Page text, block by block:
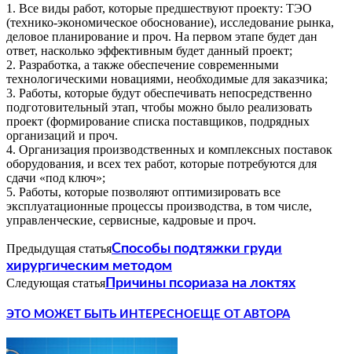
1. Все виды работ, которые предшествуют проекту: ТЭО
(технико-экономическое обоснование), исследование рынка,
деловое планирование и проч. На первом этапе будет дан
ответ, насколько эффективным будет данный проект;
2. Разработка, а также обеспечение современными
технологическими новациями, необходимые для заказчика;
3. Работы, которые будут обеспечивать непосредственно
подготовительный этап, чтобы можно было реализовать
проект (формирование списка поставщиков, подрядных
организаций и проч.
4. Организация производственных и комплексных поставок
оборудования, и всех тех работ, которые потребуются для
сдачи «под ключ»;
5. Работы, которые позволяют оптимизировать все
эксплуатационные процессы производства, в том числе,
управленческие, сервисные, кадровые и проч.
Предыдущая статьяСпособы подтяжки груди
хирургическим методом
Следующая статья Причины псориаза на локтях
ЭТО МОЖЕТ БЫТЬ ИНТЕРЕСНО ЕЩЕ ОТ АВТОРА